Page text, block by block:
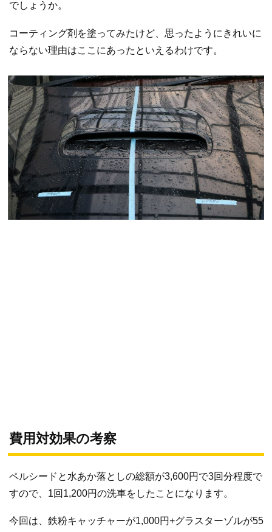
でしょうか。
コーティング剤を塗ってみたけど、思ったようにきれいに
ならない理由はここにあったといえるわけです。
費用対効果の考察
ペルシードと水あか落としの総額が3,600円で3回分程度で
すので、1回1,200円の洗車をしたことになります。
今回は、鉄粉キャッチャーが1,000円+グラスターゾルが55